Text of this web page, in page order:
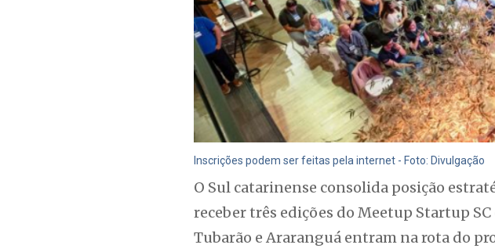
Inscrições podem ser feitas pela internet - Foto: Divulgação
O Sul catarinense consolida posição
receber três edições do Meetup Startup
Tubarão e Araranguá entram na rota do